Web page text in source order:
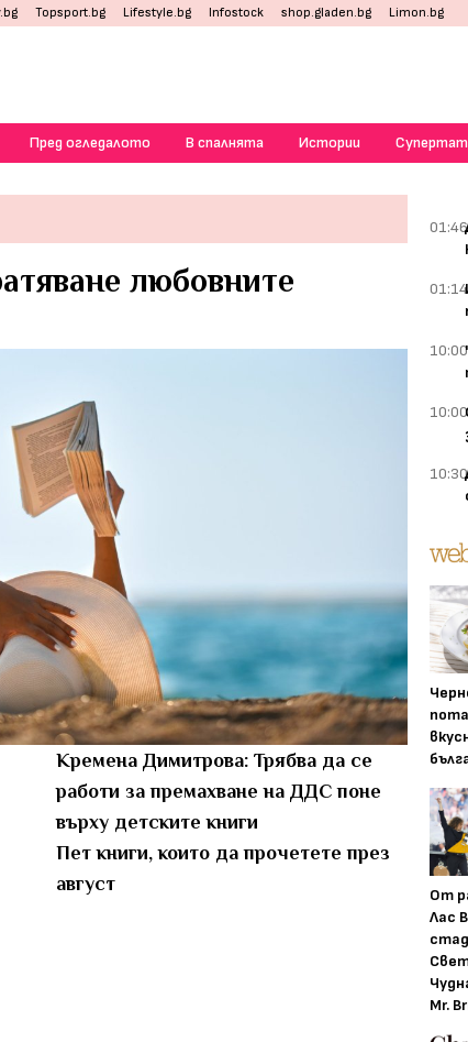
Topsport.bg Lifestyle.bg Infostock shop.gladen.bg Limon.bg
Пред огледалото В спалнята Истории
любовните
Кремена Димитрова: Трябва да се
работи за премахване на ДДС поне
върху детските книги
Пет книги, които да прочетете през
август
01:46
01:14
10:00
10:00
10:30
От
Лас
Mr.